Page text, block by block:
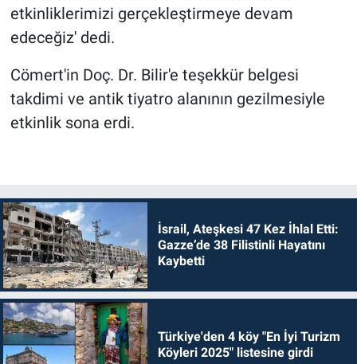
etkinliklerimizi gerçekleştirmeye devam
edeceğiz' dedi.
Cömert'in Doç. Dr. Bilir'e teşekkür belgesi
takdimi ve antik tiyatro alanının gezilmesiyle
etkinlik sona erdi.
İsrail, Ateşkesi 47 Kez İhlal Etti:
Gazze’de 38 Filistinli Hayatını
Kaybetti
Türkiye'den 4 köy "En İyi Turizm
Köyleri 2025" listesine girdi